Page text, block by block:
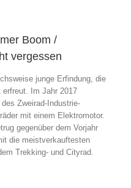
Boom /
vergessen
junge Erfindung, die
Im Jahr 2017
Zweirad-Industrie-
mit einem Elektromotor.
gegenüber dem Vorjahr
die meistverkauftesten
Trekking- und Cityrad.